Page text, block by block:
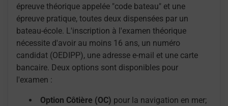
épreuve théorique appelée "code bateau" et une
épreuve pratique, toutes deux dispensées par un
bateau-école. L'inscription à l'examen théorique
nécessite d'avoir au moins 16 ans, un numéro
candidat (OEDIPP), une adresse e-mail et une carte
bancaire. Deux options sont disponibles pour
l'examen :
Option Côtière (OC) pour la navigation en mer;